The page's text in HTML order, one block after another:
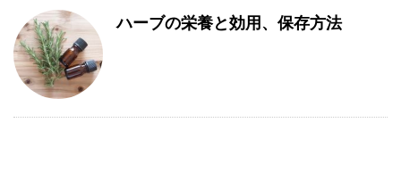
ハーブの栄養と効用、保存方法